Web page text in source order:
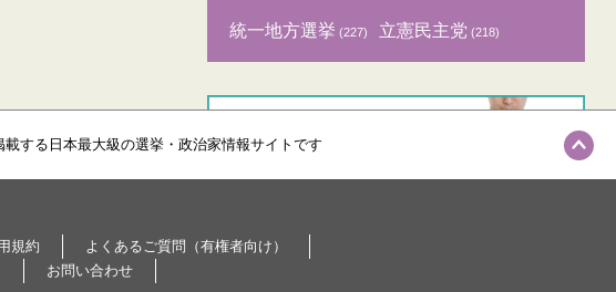
統一地方選挙 (227) 立憲民主党 (218)
する日本最大級の選挙・政治家情報サイトです
規約
よくあるご質問（有権者向け）
お問い合わせ